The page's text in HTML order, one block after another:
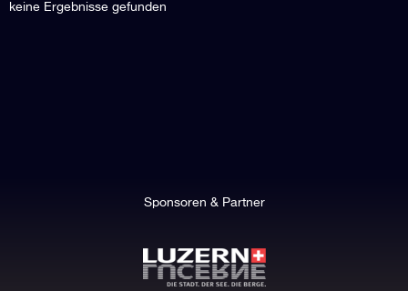
keine Ergebnisse gefunden
Sponsoren & Partner